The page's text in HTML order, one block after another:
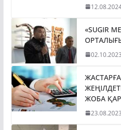
«SUGIR
02.10.2023
ЖОБА
23.08.2023